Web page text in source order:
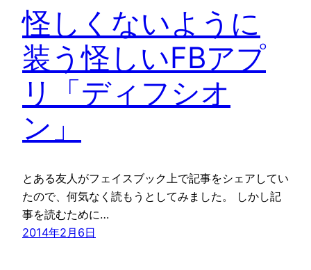
怪しくないように
装う怪しいFBアプ
リ「ディフシオ
ン」
とある友人がフェイスブック上で記事をシェアしてい
たので、何気なく読もうとしてみました。 しかし記
事を読むために…
2014年2月6日